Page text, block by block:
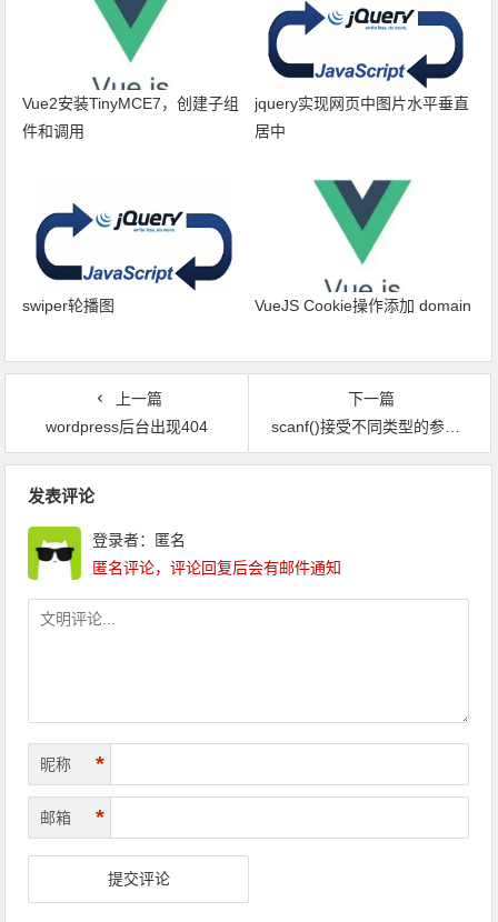
Vue2安装TinyMCE7，创建子组
件和调用
jquery实现网页中图片水平垂直
居中
swiper轮播图 VueJS Cookie操作添加 domain
上一篇
wordpress后台出现404
下一篇
scanf()接受不同类型的参数的一个例子
发表评论
登录者：匿名
匿名评论，评论回复后会有邮件通知
昵称 *
邮箱 *